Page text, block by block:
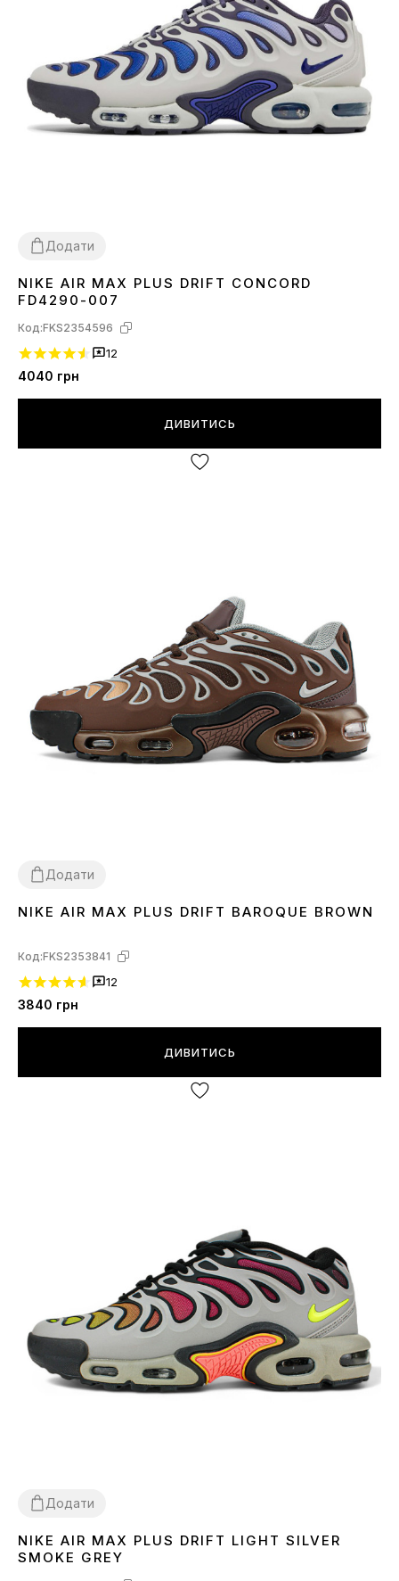
Додати
4142 43
NIKE AIR MAX PLUS DRIFT CONCORD
FD4290-007
Код:FKS2354596
12
4040 грн
ДИВИТИСЬ
Додати
4142 4344 45
NIKE AIR MAX PLUS DRIFT BAROQUE BROWN
Код:FKS2353841
12
3840 грн
ДИВИТИСЬ
Додати
4142 43
NIKE AIR MAX PLUS DRIFT LIGHT SILVER
SMOKE GREY